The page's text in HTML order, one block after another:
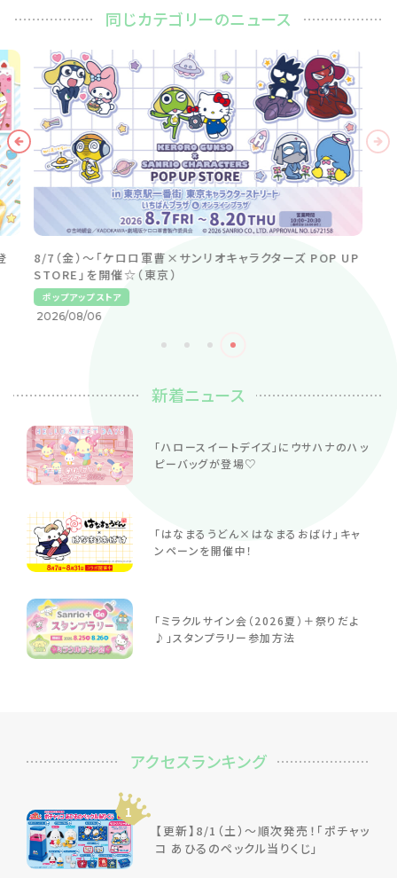
同じカテゴリーのニュース
8/7（金）～「ケロロ軍曹×サンリオキャラクターズ POP UP
STORE」を開催☆（東京）
ポップアップストア
2026/08/06
新着ニュース
「ハロースイートデイズ」にウサハナのハッ
ピーバッグが登場♡
「はなまるうどん×はなまるおばけ」キャ
ンペーンを開催中！
「ミラクルサイン会（2026夏）＋祭りだよ
♪」スタンプラリー参加方法
アクセスランキング
1
【更新】8/1（土）～順次発売！「ポチャッ
コ あひるのペックル当りくじ」